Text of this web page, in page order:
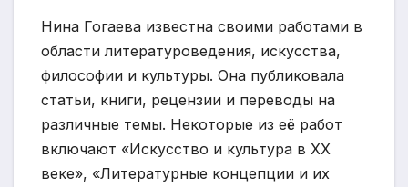
Нина Гогаева известна своими работами в
области литературоведения, искусства,
философии и культуры. Она публиковала
статьи, книги, рецензии и переводы на
различные темы. Некоторые из её работ
включают «Искусство и культура в XX
веке», «Литературные концепции и их